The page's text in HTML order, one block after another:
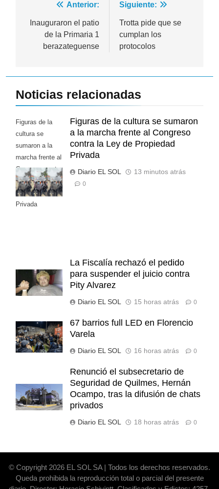
Navegación
de
entradas
Anterior:
Inauguraron el patio
de la Primaria 1
berazateguense
Siguiente:
Trotta pide que se
cumplan los
protocolos
Noticias relacionadas
Figuras de la
cultura se
sumaron a la
marcha frente al
Congreso contra
la Ley de
Propiedad
Privada
Figuras de la cultura se sumaron
a la marcha frente al Congreso
contra la Ley de Propiedad
Privada
Diario EL SOL 13 minutos atrás
0
La Fiscalía rechazó el pedido
para suspender el juicio contra
Pity Alvarez
Diario EL SOL 15 horas atrás 0
67 barrios full LED en Florencio
Varela
Diario EL SOL 16 horas atrás 0
Renunció el subsecretario de
Seguridad de Quilmes, Hernán
Ocampo, tras la difusión de chats
privados
Diario EL SOL 18 horas atrás 0
© Copyright 2026 EL SOL SA | Todos los derechos reservados.
Queda prohibida la reproducción total o parcial del presente